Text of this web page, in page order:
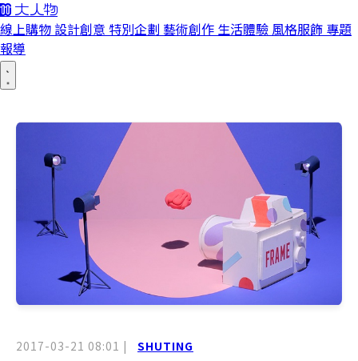
線上購物 設計創意 特別企劃 藝術創作 生活體驗 風格服飾 專題
報導
2017-03-21 08:01 | SHUTING